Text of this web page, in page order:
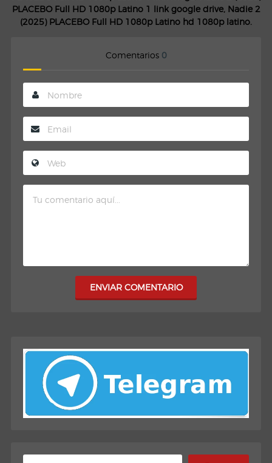
PLACEBO Full HD 1080p Latino 1 link google drive, Nadie 2
(2025) PLACEBO Full HD 1080p Latino hd 1080p latino.
Comentarios 0
ENVIAR COMENTARIO